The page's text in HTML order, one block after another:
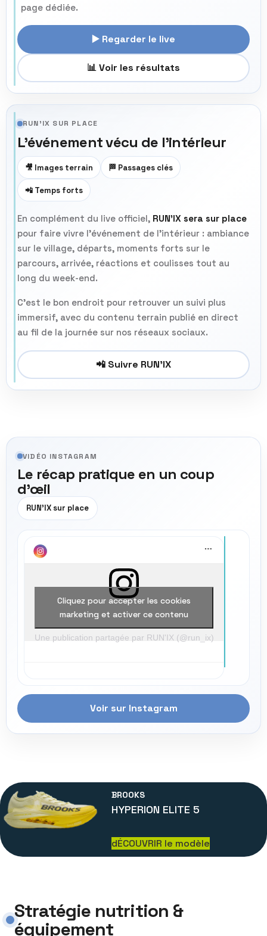
page dédiée.
▶️ Regarder le live
📊 Voir les résultats
RUN’IX SUR PLACE
L’événement vécu de l’intérieur
🎥 Images terrain 🏁 Passages clés
📲 Temps forts
En complément du live officiel, RUN’IX sera sur place
pour faire vivre l’événement de l’intérieur : ambiance
sur le village, départs, moments forts sur le
parcours, arrivée, réactions et coulisses tout au
long du week-end.
C’est le bon endroit pour retrouver un suivi plus
immersif, avec du contenu terrain publié en direct
au fil de la journée sur nos réseaux sociaux.
📲 Suivre RUN’IX
VIDÉO INSTAGRAM
Le récap pratique en un coup
d’œil
RUN’IX sur place
Une publication partagée par RUN'IX (@run_ix)
Cliquez pour accepter les cookies
marketing et activer ce contenu
Voir sur Instagram
BROOKS
HYPERION ELITE 5
dÉCOUVRIR le modèle
Stratégie nutrition &
équipement